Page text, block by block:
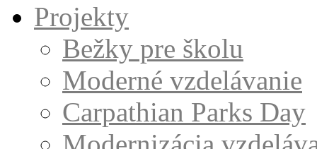
Projekty
Bežky pre školu
Moderné vzdelávanie
Carpathian Parks Day